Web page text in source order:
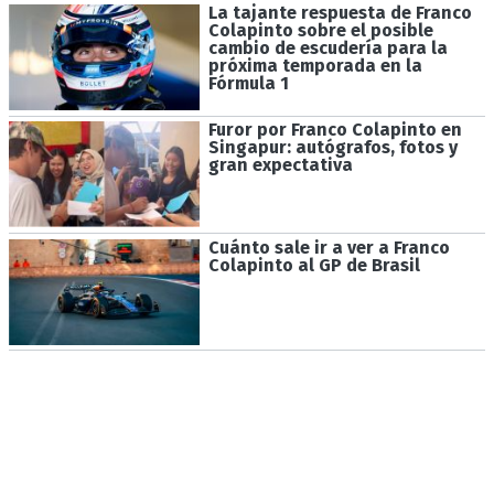
La tajante respuesta de Franco
Colapinto sobre el posible
cambio de escudería para la
próxima temporada en la
Fórmula 1
Furor por Franco Colapinto en
Singapur: autógrafos, fotos y
gran expectativa
Cuánto sale ir a ver a Franco
Colapinto al GP de Brasil